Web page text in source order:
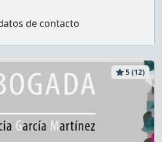
de contacto
5 (12)